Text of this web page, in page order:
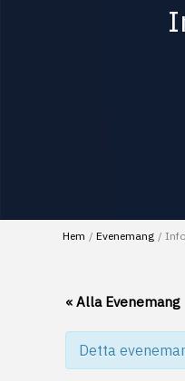
Hem Evenemang
« Alla Evenemang
Detta